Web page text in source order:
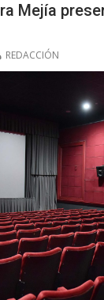
Mejía
REDACCIÓN